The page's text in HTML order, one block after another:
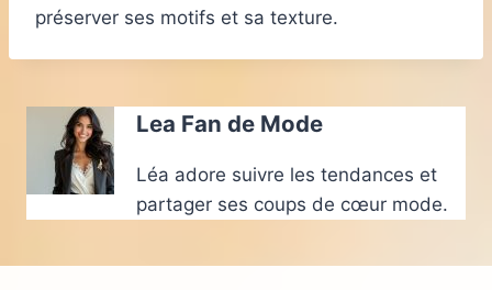
préserver ses motifs et sa texture.
Lea Fan de Mode
Léa adore suivre les tendances et
partager ses coups de cœur mode.